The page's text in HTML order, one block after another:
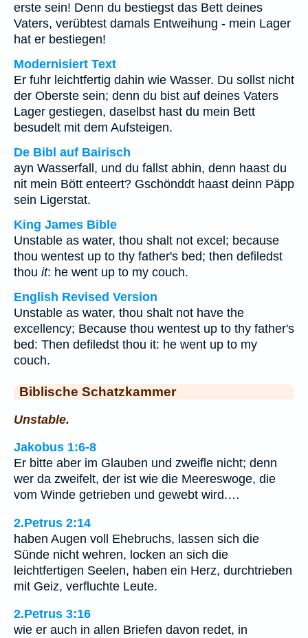
erste sein! Denn du bestiegst das Bett deines
Vaters, verübtest damals Entweihung - mein Lager
hat er bestiegen!
Modernisiert Text
Er fuhr leichtfertig dahin wie Wasser. Du sollst nicht
der Oberste sein; denn du bist auf deines Vaters
Lager gestiegen, daselbst hast du mein Bett
besudelt mit dem Aufsteigen.
De Bibl auf Bairisch
ayn Wasserfall, und du fallst abhin, denn haast du
nit mein Bött enteert? Gschönddt haast deinn Päpp
sein Ligerstat.
King James Bible
Unstable as water, thou shalt not excel; because
thou wentest up to thy father's bed; then defiledst
thou it: he went up to my couch.
English Revised Version
Unstable as water, thou shalt not have the
excellency; Because thou wentest up to thy father's
bed: Then defiledst thou it: he went up to my
couch.
Biblische Schatzkammer
Unstable.
Jakobus 1:6-8
Er bitte aber im Glauben und zweifle nicht; denn
wer da zweifelt, der ist wie die Meereswoge, die
vom Winde getrieben und gewebt wird.…
2.Petrus 2:14
haben Augen voll Ehebruchs, lassen sich die
Sünde nicht wehren, locken an sich die
leichtfertigen Seelen, haben ein Herz, durchtrieben
mit Geiz, verfluchte Leute.
2.Petrus 3:16
wie er auch in allen Briefen davon redet, in